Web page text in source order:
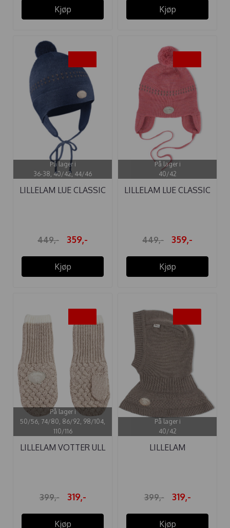
Kjøp Kjøp
På lager i
36-38, 40/42, 44/46
LILLELAM LUE CLASSIC
449,- 359,-
Kjøp
På lager i
40/42
LILLELAM LUE CLASSIC
449,- 359,-
Kjøp
På lager i
50/56, 74/80, 86/92, 98/104,
110/116
LILLELAM VOTTER ULL
399,- 319,-
Kjøp
På lager i
40/42
LILLELAM
399,- 319,-
Kjøp